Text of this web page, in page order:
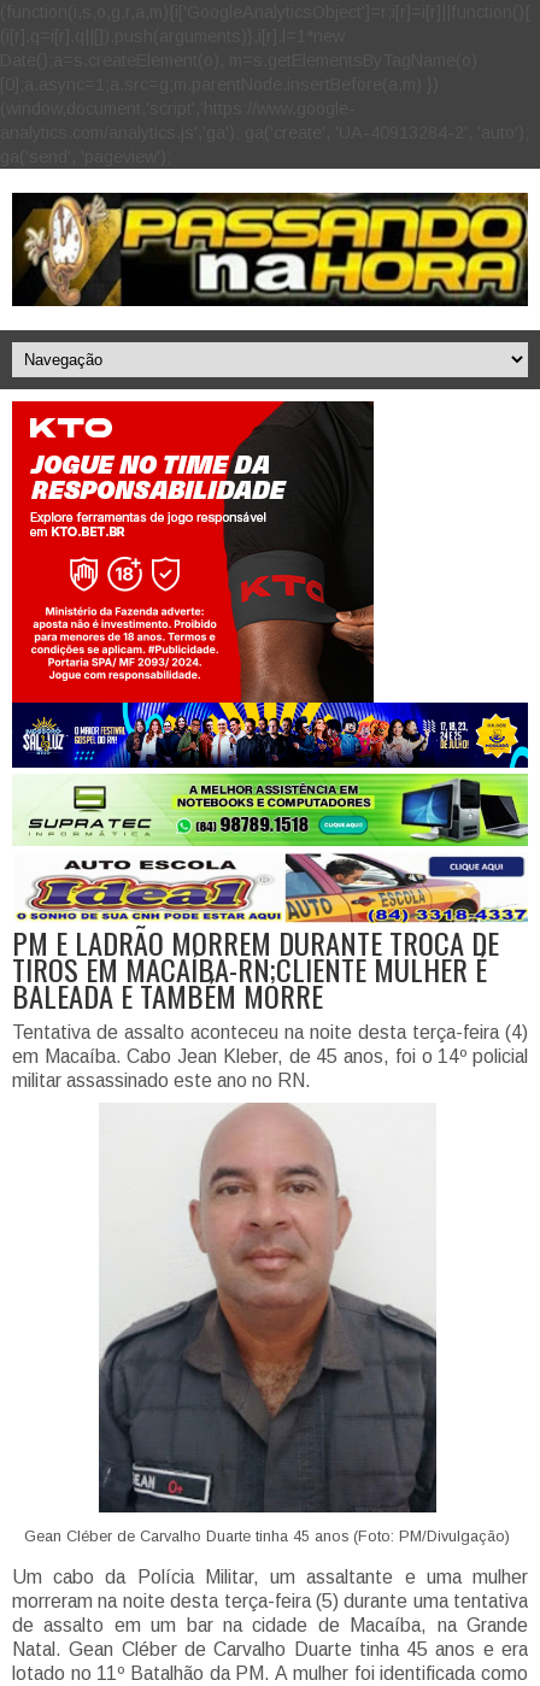
Jogue com responsabilidade. 18+
PM E LADRÃO MORREM DURANTE TROCA DE
TIROS EM MACAÍBA-RN;CLIENTE MULHER É
BALEADA E TAMBÉM MORRE
Tentativa de assalto aconteceu na noite desta terça-feira (4)
em Macaíba. Cabo Jean Kleber, de 45 anos, foi o 14º policial
militar assassinado este ano no RN.
Gean Cléber de Carvalho Duarte tinha 45 anos (Foto: PM/Divulgação)
Um cabo da Polícia Militar, um assaltante e uma mulher
morreram na noite desta terça-feira (5) durante uma tentativa
de assalto em um bar na cidade de Macaíba, na Grande
Natal. Gean Cléber de Carvalho Duarte tinha 45 anos e era
lotado no 11º Batalhão da PM. A mulher foi identificada como